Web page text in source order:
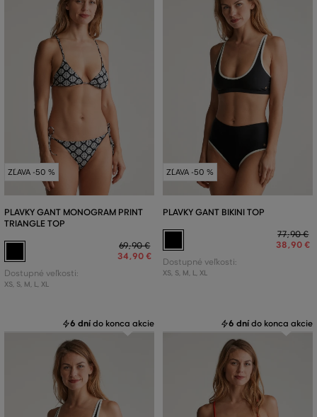
ZĽAVA -50 %
PLAVKY GANT MONOGRAM PRINT
TRIANGLE TOP
69,90 €
34,90 €
Dostupné veľkosti:
XS, S, M, L, XL
ZĽAVA -50 %
PLAVKY GANT BIKINI TOP
77,90 €
38,90 €
Dostupné veľkosti:
XS, S, M, L, XL
6 dní do konca akcie 6 dní do konca akcie